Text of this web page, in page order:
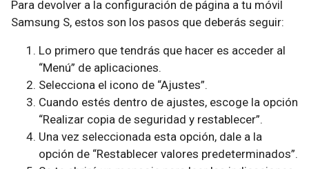
Para devolver a la configuración de página a tu móvil
Samsung S, estos son los pasos que deberás seguir:
Lo primero que tendrás que hacer es acceder al
“Menú” de aplicaciones.
Selecciona el icono de “Ajustes”.
Cuando estés dentro de ajustes, escoge la opción
“Realizar copia de seguridad y restablecer”.
Una vez seleccionada esta opción, dale a la
opción de “Restablecer valores predeterminados”.